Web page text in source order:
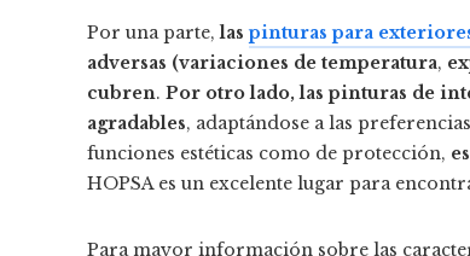
Por una parte,laspinturas para
adversas (variaciones de temperatura,
cubren. Por otro lado, las pinturas de
agradables, adaptándose a las
funciones estéticas como de protección,
HOPSA es un excelente lugar para
Para mayor información sobre las